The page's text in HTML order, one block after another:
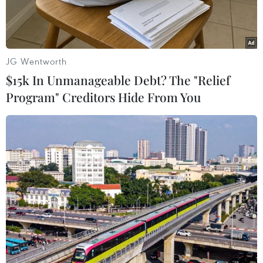
Nông dân Ba Lan phong tỏa tuyến đường gần biên giới Ba Lan-
Ukraine, tại Medyka, ngày 9/2/2024. (Ảnh: PAP/TTXVN)
Theo hãng tin AFP, Chính quyền Ba Lan ngày
24/2 đã đảm bảo với Ukraine về sự ủng hộ của
nước này trong cuộc xung đột với Nga bất chấp
JG Wentworth
$15k In Unmanageable Debt? The "Relief
Program" Creditors Hide From You